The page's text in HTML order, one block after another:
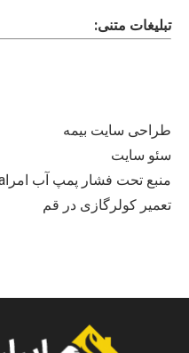
تبلیغات متنی:
طراحی سایت بیمه
سئو سایت
منبع تحت فشار پمپ آب امراemra
تعمیر کولرگازی در قم